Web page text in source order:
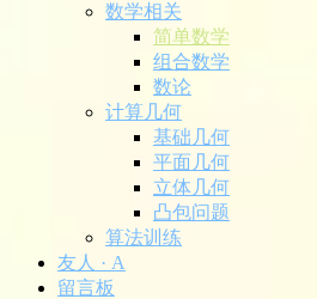
数学相关
简单数学
组合数学
数论
计算几何
基础几何
平面几何
立体几何
凸包问题
算法训练
友人 · A
留言板